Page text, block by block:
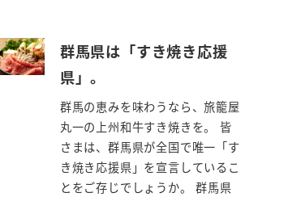
群馬県は「すき焼き応援
県」。
群馬の恵みを味わうなら、旅籠屋
丸一の上州和牛すき焼きを。 皆
さまは、群馬県が全国で唯一「す
き焼き応援県」を宣言しているこ
とをご存じでしょうか。 群馬県